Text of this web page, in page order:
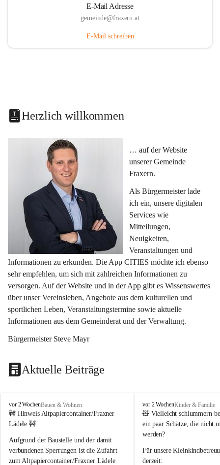
E-Mail Adresse
gemeinde@fraxern.at
E-Mail schreiben
Herzlich willkommen
… auf der Website
unserer Gemeinde
Fraxern.
Als Bürgermeister lade
ich ein, unsere digitalen
Services wie
Mitteilungen,
Neuigkeiten,
Veranstaltungen und
Informationen zu erkunden. Die App CITIES möchte ich ebenso
sehr empfehlen, um sich mit zahlreichen Informationen zu
versorgen. Auf der Website und in der App gibt es Wissenswertes
über unser Vereinsleben, Angebote aus dem kulturellen und
sportlichen Leben, Veranstaltungstermine sowie aktuelle
Informationen aus dem Gemeinderat und der Verwaltung.
Bürgermeister Steve Mayr
Aktuelle Beiträge
F
r
a
e
r
n
vor 2 WochenBauen & Wohnen
🚧 Hinweis Altpapiercontainer/Fraxner
Lädele 🚧
Aufgrund der Baustelle und der damit
verbundenen Sperrungen ist die Zufahrt
zum Altpapiercontainer/Fraxner Lädele
F
r
a
x
r
n
vor 2 WochenKinder & Familie
🧸 Vielleicht schlummern
ein paar Schätze, die nicht
werden?
Für unsere
derzeit: